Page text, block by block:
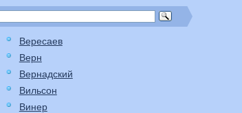
Вересаев
Верн
Вернадский
Вильсон
Винер